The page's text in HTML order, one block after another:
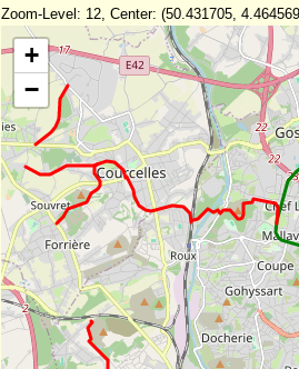
Zoom-Level: 12, Center: (50.431705,
+
−